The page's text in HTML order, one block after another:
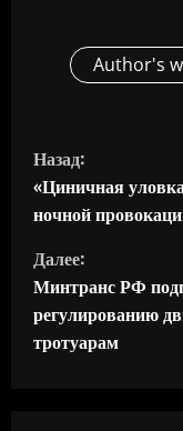
Author's
П
р
о
д
о
Назад:
«Циничная
ночной
Далее:
Минтранс РФ
регулированию
тротуарам